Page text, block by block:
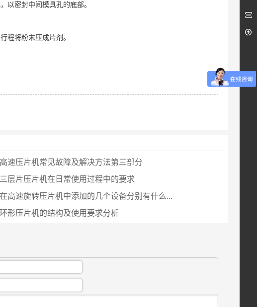
以密封中间模具孔的底部。
程将粉末压成片剂。
高速压片机常见故障及解决方法第三部分
三层片压片机在日常使用过程中的要求
在高速旋转压片机中添加的几个设备分别有什么...
环形压片机的结构及使用要求分析